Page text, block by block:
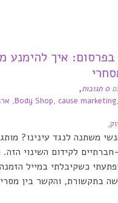
איך להימנע
0 תגובות ,
Body Shop, cause marketing,
,
משתנה לנגד עינינו?
חברתיים לקידום השינוי
בתקשורת, והקשר בין